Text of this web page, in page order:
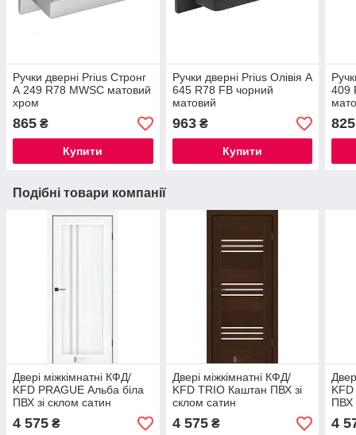
Ручки дверні Prius Стронг
А 249 R78 MWSC матовий
хром
865 ₴
Купити
Ручки дверні Prius Олівія А
645 R78 FB чорний
матовий
963₴
Купити
409
825
Подібні товари компанії
Двері міжкімнатні КФД/
KFD PRAGUE Альба біла
ПВХ зі склом сатин
4 575 ₴
Двері міжкімнатні КФД/
KFD TRIO Каштан ПВХ зі
склом сатин
4 575₴
ПВХ
4